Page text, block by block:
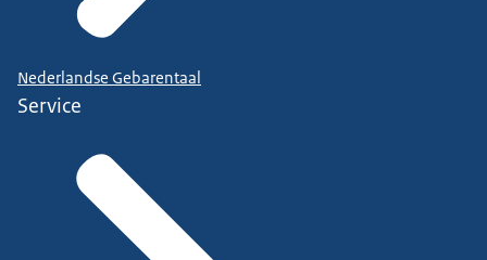
Nederlandse Gebarentaal
Service